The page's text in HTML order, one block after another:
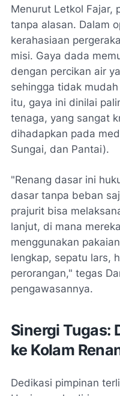
Menurut Letkol Fajar,
tanpa alasan. Dalam
kerahasiaan
misi. Gaya dada
dengan percikan air
sehingga tidak
itu, gaya ini dinilai
tenaga, yang sangat
dihadapkan pada
Sungai, dan Pantai).
"Renang dasar ini
dasar tanpa beban
prajurit bisa
lanjut, di mana
menggunakan
lengkap, sepatu lars,
perorangan," tegas
pengawasannya.
Sinergi Tugas:
ke Kolam
Dedikasi pimpinan